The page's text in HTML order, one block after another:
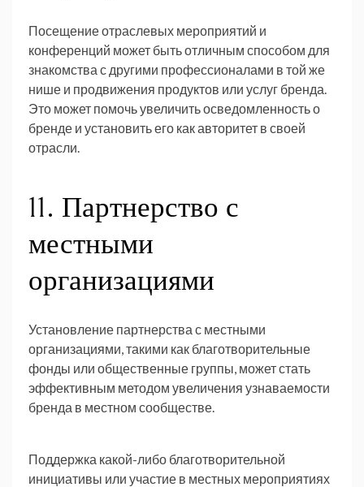
Посещение отраслевых мероприятий и
конференций может быть отличным способом для
знакомства с другими профессионалами в той же
нише и продвижения продуктов или услуг бренда.
Это может помочь увеличить осведомленность о
бренде и установить его как авторитет в своей
отрасли.
11. Партнерство с
местными
организациями
Установление партнерства с местными
организациями, такими как благотворительные
фонды или общественные группы, может стать
эффективным методом увеличения узнаваемости
бренда в местном сообществе.
Поддержка какой-либо благотворительной
инициативы или участие в местных мероприятиях